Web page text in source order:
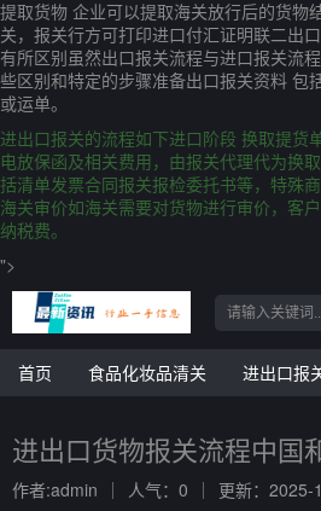
提取货物 企业可以提取海关放行后的货物
关，报关行方可打印进口付汇证明联二出
有所区别虽然出口报关流程与进口报关流
些区别和特定的步骤准备出口报关资料 包
或运单。
进出口报关的流程如下进口阶段 换取提货
电放保函及相关费用，由报关代理代为换
括清单发票合同报关报检委托书等，特殊
海关审价如海关需要对货物进行审价，客
纳税费。
">
首页 食品化妆品清关 进出口报
进出口货物报关流程中国
作者:admin 人气：0
更新：2025-